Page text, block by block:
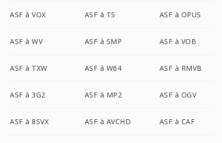
ASF à VOX ASF à TS ASF à OPUS
ASF à WV ASF à SMP ASF à VOB
ASF à TXW ASF à W64 ASF à RMVB
ASF à 3G2 ASF à MP2 ASF à OGV
ASF à 8SVX ASF à AVCHD ASF à CAF